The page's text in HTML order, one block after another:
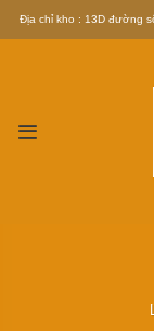
Địa chỉ kho : 13D đường